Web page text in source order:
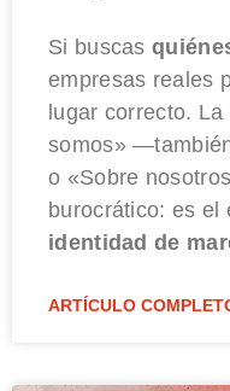
Si buscas
empresas reales
lugar correcto.
somos»
o «Sobre
burocrático: es el
identidad de
ARTÍCULO